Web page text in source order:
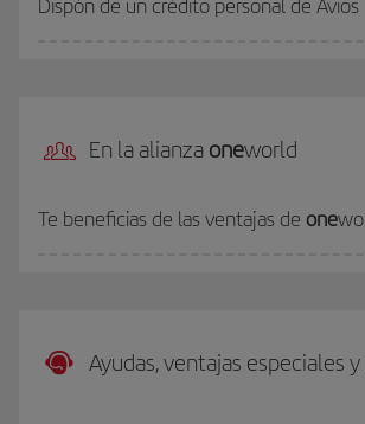
Dispón de un crédito personal de Avios
En la alianza oneworld
Te beneficias de las ventajas de one
Ayudas, ventajas especiales y